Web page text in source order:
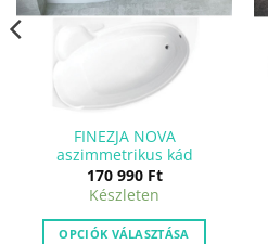
FINEZJA NOVA
aszimmetrikus kád
170 990 Ft
Készleten
OPCIÓK VÁLASZTÁSA